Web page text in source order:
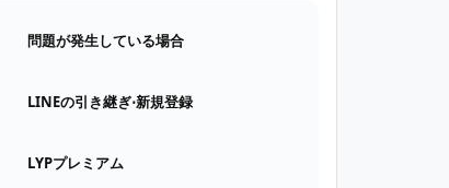
問題が発生している場合
LINEの引き継ぎ⋅新規登録
LYPプレミアム